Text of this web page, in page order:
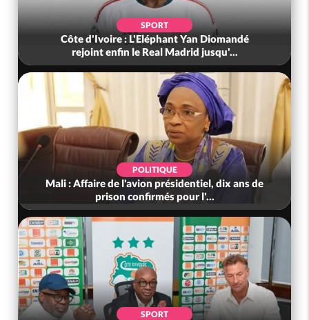
SPORT
Côte d'Ivoire : L'Eléphant Yan Diomandé
rejoint enfin le Real Madrid jusqu'...
POLITIQUE
Mali : Affaire de l'avion présidentiel, dix ans de
prison confirmés pour l'...
SPORT